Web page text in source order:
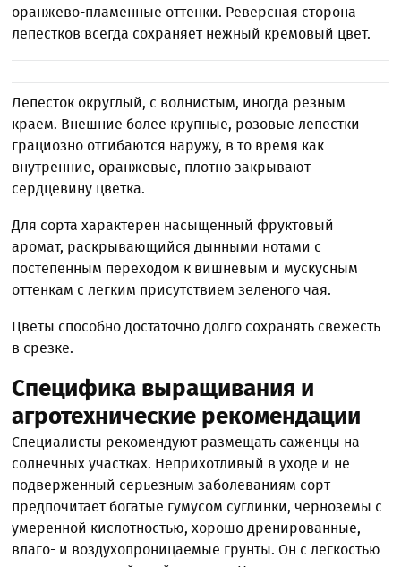
оранжево-пламенные оттенки. Реверсная сторона
лепестков всегда сохраняет нежный кремовый цвет.
Лепесток округлый, с волнистым, иногда резным
краем. Внешние более крупные, розовые лепестки
грациозно отгибаются наружу, в то время как
внутренние, оранжевые, плотно закрывают
сердцевину цветка.
Для сорта характерен насыщенный фруктовый
аромат, раскрывающийся дынными нотами с
постепенным переходом к вишневым и мускусным
оттенкам с легким присутствием зеленого чая.
Цветы способно достаточно долго сохранять свежесть
в срезке.
Специфика выращивания и
агротехнические рекомендации
Специалисты рекомендуют размещать саженцы на
солнечных участках. Неприхотливый в уходе и не
подверженный серьезным заболеваниям сорт
предпочитает богатые гумусом суглинки, черноземы с
умеренной кислотностью, хорошо дренированные,
влаго- и воздухопроницаемые грунты. Он с легкостью